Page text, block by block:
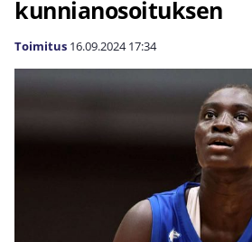
kunnianosoituksen
Toimitus 16.09.2024 17:34